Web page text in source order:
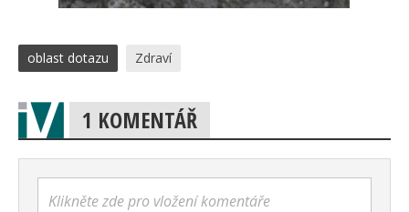
oblast dotazu Zdraví
1 KOMENTÁŘ
Klikněte zde pro vložení komentáře